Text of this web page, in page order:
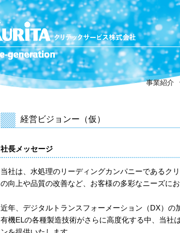
事業紹介
経営ビジョンー（仮）
社長メッセージ
当社は、水処理のリーディングカンパニーであるク
の向上や品質の改善など、お客様の多彩なニーズに
近年、デジタルトランスフォーメーション（DX）の
有機ELの各種製造技術がさらに高度化する中、当社